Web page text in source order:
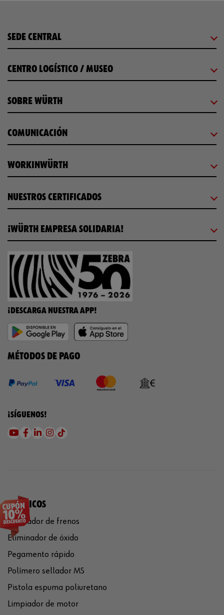
SEDE CENTRAL
CENTRO LOGÍSTICO / MUSEO
SOBRE WÜRTH
COMUNICACIÓN
WORKINWÜRTH
NUESTROS CERTIFICADOS
¡WÜRTH EMPRESA SOLIDARIA!
¡DESCARGA NUESTRA APP!
MÉTODOS DE PAGO
¡SÍGUENOS!
QUÍMICOS
Limpiador de frenos
Eliminador de óxido
Pegamento rápido
Polímero sellador MS
Pistola espuma poliuretano
Limpiador de motor